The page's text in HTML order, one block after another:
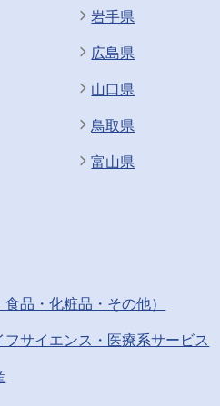
岩手県
広島県
山口県
鳥取県
富山県
品・化粧品・その他）
サイエンス・医療系サービス